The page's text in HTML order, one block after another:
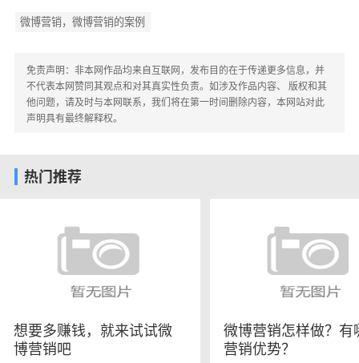
2.1.1 活动策略
鼓励用户在微博上分享自己的故事。
- 用户参与：通过设置奖励机制，吸引用户积极
参与，分享自己的快乐瞬间。
2.1.2 成效分析
用户的品牌忠诚度。活动期间，可口可乐的微博粉
丝数大幅增加，用户的参与度和互动率显著提升，
成功实现了品牌与用户之间的情感连接。
2.2 小米的“米粉节”营销活动
小米公司每年都会举办“米粉节”，这是一个专为
小米用户设计的线上购物节。通过微博进行宣传，
微博营销，微博营销的案例
免责声明：非本网作品均来自互联网，发布目的在于传递更多信息，并
不代表本网赞同其观点和对其真实性负责。如涉及作品内容、 版权和其
他问题，请及时与本网联系，我们将在第一时间删除内容，本网站对此
声明具有最终解释权。
热门推荐
想要多赚钱，就来试试微
博营销吧
微博营销怎样做？有
营销优势？